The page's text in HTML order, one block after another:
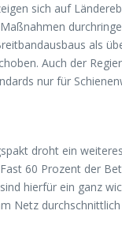
sich auf
als
Auch der
nur für
droht ein
60 Prozent der
hierfür ein ganz
Netz durchschnittlich